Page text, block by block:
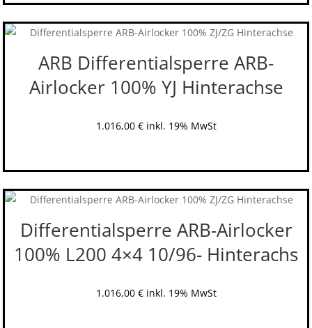
ARB Differentialsperre ARB-
Airlocker 100% YJ Hinterachse
1.016,00 € inkl. 19% MwSt
Differentialsperre ARB-Airlocker
100% L200 4×4 10/96- Hinterachs
1.016,00 € inkl. 19% MwSt